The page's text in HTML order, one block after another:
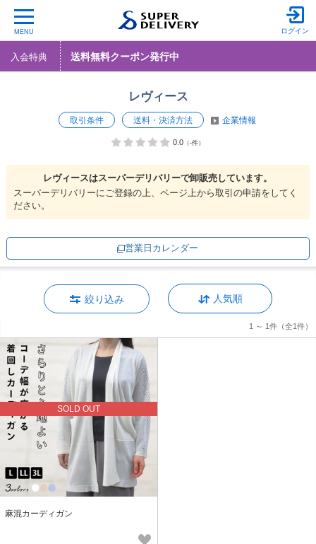
MENU ログイン
入会特典 送料無料クーポン発行中
レヴィース
取引条件 送料・決済方法 企業情報
0.0（-件）
レヴィースはスーパーデリバリーで卸販売しています。
スーパーデリバリーにご登録の上、ページ上から取引の申請をしてく
ださい。
営業日カレンダー
絞り込み 人気順
1 ～ 1件 （全1件）
SOLD OUT
麻混カーディガン